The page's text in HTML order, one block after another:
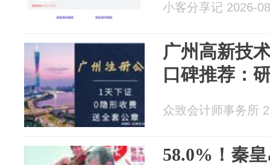
小客分享记 2026-
广州高新技
口碑推荐：
众致会计师事务所
58.0%！秦